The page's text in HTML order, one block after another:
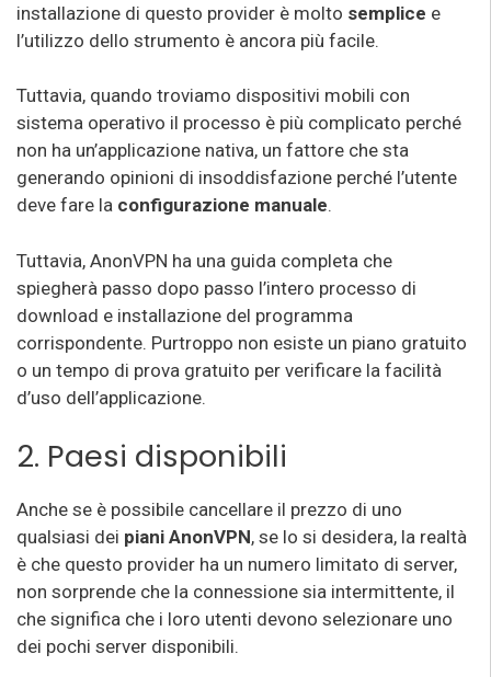
installazione di questo provider è molto semplice e
l’utilizzo dello strumento è ancora più facile.
Tuttavia, quando troviamo dispositivi mobili con
sistema operativo il processo è più complicato perché
non ha un’applicazione nativa, un fattore che sta
generando opinioni di insoddisfazione perché l’utente
deve fare la configurazione manuale.
Tuttavia, AnonVPN ha una guida completa che
spiegherà passo dopo passo l’intero processo di
download e installazione del programma
corrispondente. Purtroppo non esiste un piano gratuito
o un tempo di prova gratuito per verificare la facilità
d’uso dell’applicazione.
2. Paesi disponibili
Anche se è possibile cancellare il prezzo di uno
qualsiasi dei piani AnonVPN, se lo si desidera, la realtà
è che questo provider ha un numero limitato di server,
non sorprende che la connessione sia intermittente, il
che significa che i loro utenti devono selezionare uno
dei pochi server disponibili.